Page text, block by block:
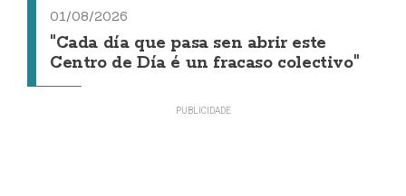
01/08/2026
"Cada día que pasa sen abrir este
Centro de Día é un fracaso colectivo"